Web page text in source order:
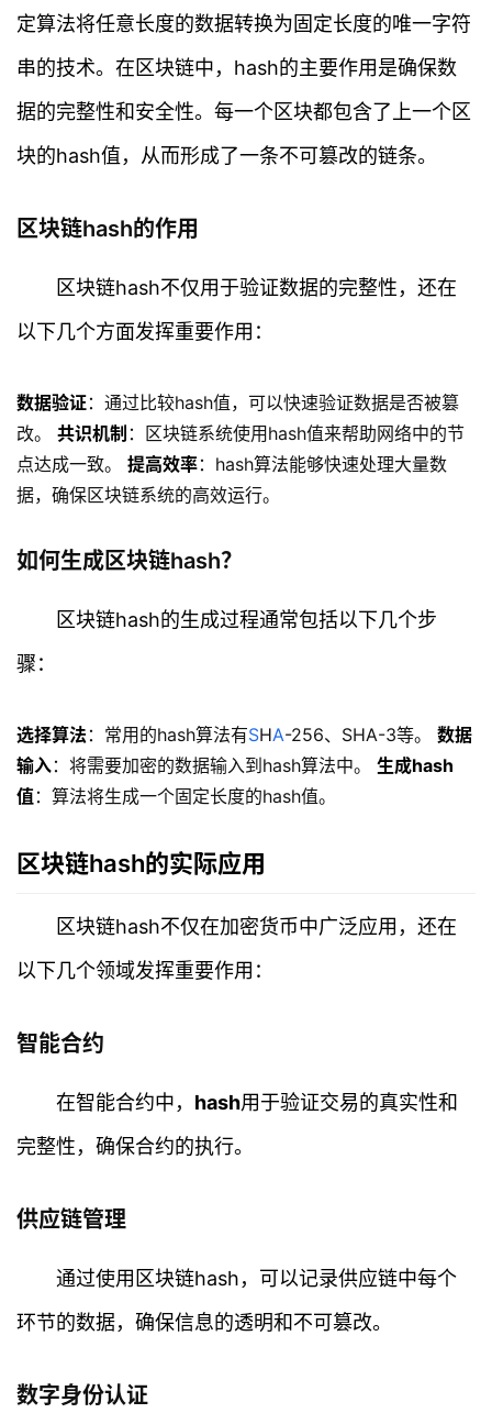
首
行
定算法将任意长度的数据转换为固定长度的唯一字符
串的技术。在区块链中，hash的主要作用是确保数
据的完整性和安全性。每一个区块都包含了上一个区
块的hash值，从而形成了一条不可篡改的链条。
区块链hash的作用
区块链hash不仅用于验证数据的完整性，还在
以下几个方面发挥重要作用：
数据验证：通过比较hash值，可以快速验证数据是否被篡
改。 共识机制 ：区块链系统使用hash值来帮助网络中的节
点达成一致。 提高效率：hash算法能够快速处理大量数
据，确保区块链系统的高效运行。
如何生成区块链hash？
区块链hash的生成过程通常包括以下几个步
骤：
选择算法 ：常用的hash算法有SHA-256、SHA-3等。 数据
输入：将需要加密的数据输入到hash算法中。 生成hash
值：算法将生成一个固定长度的hash值。
区块链hash的实际应用
区块链hash不仅在加密货币中广泛应用，还在
以下几个领域发挥重要作用：
智能合约
在智能合约中， hash用于验证交易的真实性和
完整性，确保合约的执行。
供应链管理
通过使用区块链hash，可以记录供应链中每个
环节的数据，确保信息的透明和不可篡改。
数字身份认证